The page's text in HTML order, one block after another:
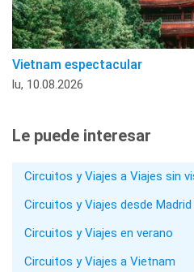
Vietnam espectacular
lu, 10.08.2026
Le puede interesar
Circuitos y Viajes a Viajes sin
Circuitos y Viajes desde Madrid
Circuitos y Viajes en verano
Circuitos y Viajes a Vietnam